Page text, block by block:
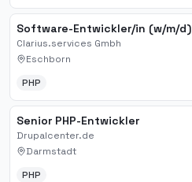
Software-Entwickler/in (w/m/d)
Clarius.services Gmbh
Eschborn
PHP
Senior PHP-Entwickler
Drupalcenter.de
Darmstadt
PHP